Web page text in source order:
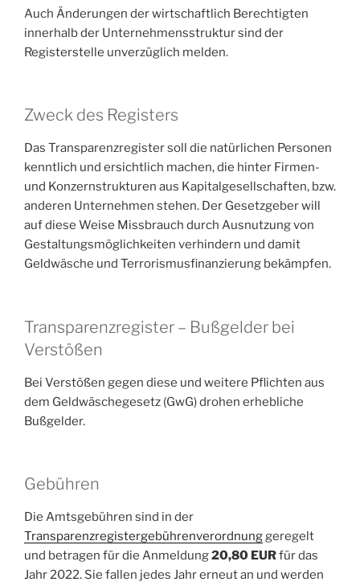
Auch Änderungen der wirtschaftlich Berechtigten
innerhalb der Unternehmensstruktur sind der
Registerstelle unverzüglich melden.
Zweck des Registers
Das Transparenzregister soll die natürlichen Personen
kenntlich und ersichtlich machen, die hinter Firmen-
und Konzernstrukturen aus Kapitalgesellschaften, bzw.
anderen Unternehmen stehen. Der Gesetzgeber will
auf diese Weise Missbrauch durch Ausnutzung von
Gestaltungsmöglichkeiten verhindern und damit
Geldwäsche und Terrorismusfinanzierung bekämpfen.
Transparenzregister – Bußgelder bei
Verstößen
Bei Verstößen gegen diese und weitere Pflichten aus
dem Geldwäschegesetz (GwG) drohen erhebliche
Bußgelder.
Gebühren
Die Amtsgebühren sind in der
Transparenzregistergebührenverordnunggeregelt
und betragen für die Anmeldung20,80 EURfür das
Jahr 2022. Sie fallen jedes Jahr erneut an und werden